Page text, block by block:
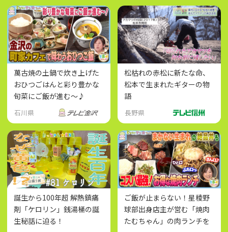
萬古焼の土鍋で炊き上げた
おひつごはんと彩り豊かな
旬菜にご飯が進む～♪
石川県
松枯れの赤松に新たな命、
松本で生まれたギターの物
語
長野県
誕生から100年超 解熱鎮痛
剤「ケロリン」銭湯桶の誕
生秘話に迫る！
ご飯が止まらない！星稜野
球部出身店主が営む「焼肉
たむちゃん」の肉ランチを